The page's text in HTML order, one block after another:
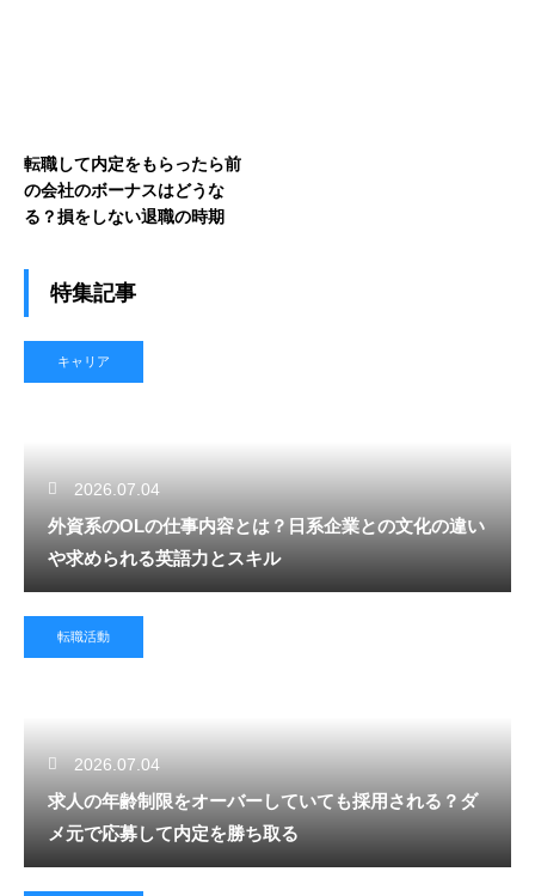
転職して内定をもらったら前
の会社のボーナスはどうな
る？損をしない退職の時期
特集記事
キャリア
2026.07.04
外資系のOLの仕事内容とは？日系企業との文化の違い
や求められる英語力とスキル
転職活動
2026.07.04
求人の年齢制限をオーバーしていても採用される？ダ
メ元で応募して内定を勝ち取る